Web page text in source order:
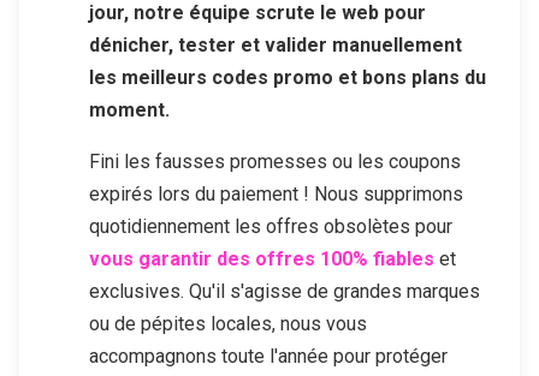
jour, notre équipe scrute le web pour
dénicher, tester et valider manuellement
les meilleurs codes promo et bons plans du
moment.
Fini les fausses promesses ou les coupons
expirés lors du paiement ! Nous supprimons
quotidiennement les offres obsolètes pour
vous garantir des offres 100% fiables et
exclusives. Qu'il s'agisse de grandes marques
ou de pépites locales, nous vous
accompagnons toute l'année pour protéger